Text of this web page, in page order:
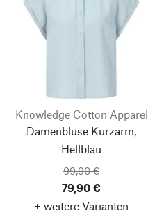
Knowledge Cotton Apparel
Damenbluse Kurzarm,
Hellblau
99,90 €
79,90 €
+ weitere Varianten